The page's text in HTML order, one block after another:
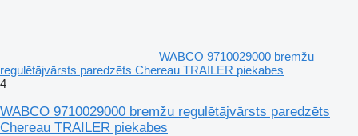
WABCO 9710029000 bremžu
regulētājvārsts paredzēts Chereau TRAILER piekabes
4
WABCO 9710029000 bremžu regulētājvārsts paredzēts
Chereau TRAILER piekabes